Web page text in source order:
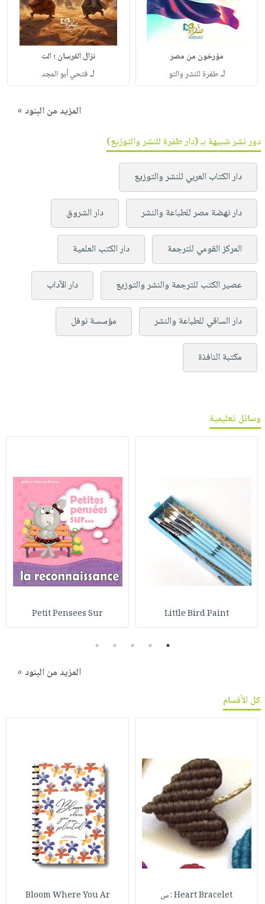
مؤرخون من مصر
لـطفرة للنشر والتو
نزال الفرسان ؛ الت
لـفتحي أبو المجد
المزيد من البنود »
دور نشر شبيهة بـ (دار طفرة للنشر والتوزيع)
دار الكتاب العربي للنشر والتوزيع
دار نهضة مصر للطباعة والنشر دار الشروق
المركز القومي للترجمة دار الكتب العلمية
عصير الكتب للترجمة والنشر والتوزيع دار الآداب
دار الساقي للطباعة والنشر مؤسسة نوفل
مكتبة النافذة
وسائل تعليمية
Little Bird Paint
Petit Pensees Sur
1
2
3
4
5
المزيد من البنود »
كل الأقسام
Heart Bracelet : س Bloom Where You Ar